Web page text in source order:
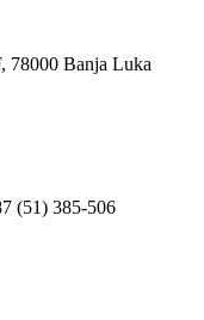
78000 Banja Luka
(51) 385-506